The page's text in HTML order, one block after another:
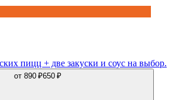
пицц + две закуски и соус на выбор.
от 890 ₽650 ₽